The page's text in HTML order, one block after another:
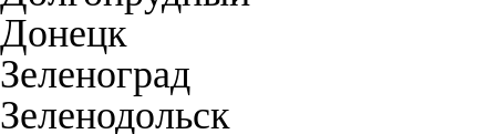
Донецк
Зеленоград
Зеленодольск